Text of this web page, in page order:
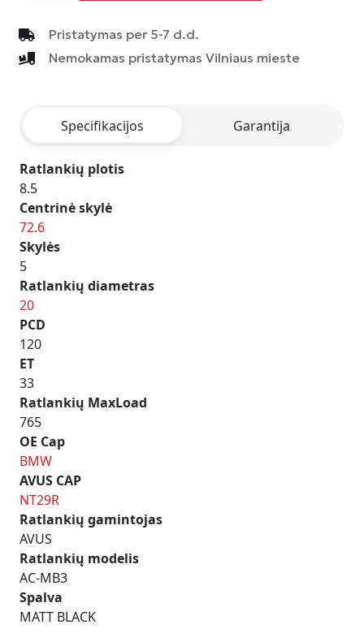
-
AC-
MB3
Pristatymas per 5-7 d.d.
Nemokamas pristatymas Vilniaus mieste
Specifikacijos Garantija
Ratlankių plotis
8.5
Centrinė skylė
72.6
Skylės
5
Ratlankių diametras
20
PCD
120
ET
33
Ratlankių MaxLoad
765
OE Cap
BMW
AVUS CAP
NT29R
Ratlankių gamintojas
AVUS
Ratlankių modelis
AC-MB3
Spalva
MATT BLACK